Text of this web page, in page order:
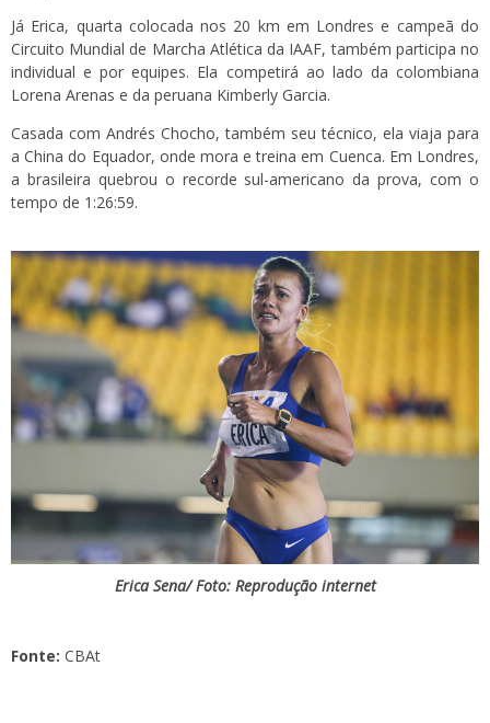
Já Erica, quarta colocada nos 20 km em Londres e campeã do
Circuito Mundial de Marcha Atlética da IAAF, também participa no
individual e por equipes. Ela competirá ao lado da colombiana
Lorena Arenas e da peruana Kimberly Garcia.
Casada com Andrés Chocho, também seu técnico, ela viaja para
a China do Equador, onde mora e treina em Cuenca. Em Londres,
a brasileira quebrou o recorde sul-americano da prova, com o
tempo de 1:26:59.
Erica Sena/ Foto: Reprodução internet
Fonte: CBAt